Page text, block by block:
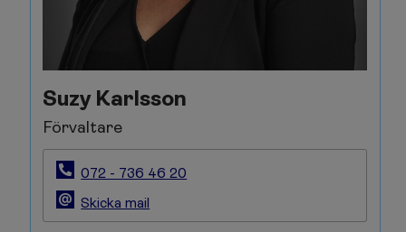
Suzy Karlsson
Förvaltare
072 - 736 46 20
Skicka mail